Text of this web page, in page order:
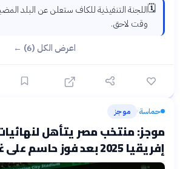
🗓️اللجنة التنفيذية للكاف ستعلن عن البلد
وقت لاحق.
اعرض الكل (6) ←
حماسة› موجز
موجز: منتخب مصر يتأهل
إفريقيا 2025 بعد فوز حاسم على غانا